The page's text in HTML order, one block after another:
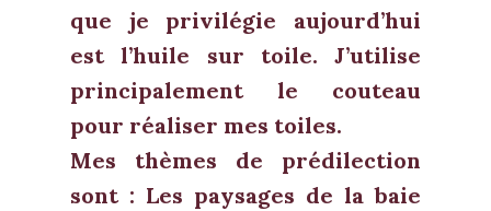
que je privilégie aujourd’hui
est l’huile sur toile. J’utilise
principalement le couteau
pour réaliser mes toiles.
Mes thèmes de prédilection
sont : Les paysages de la baie